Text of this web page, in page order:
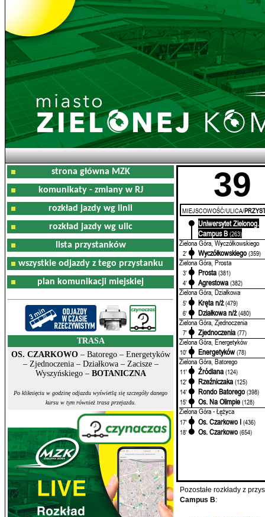
strona główna MZK
komunikaty - zmiany w RJ
rozkład jazdy wg linii
rozkład jazdy wg ulic
lista przystanków
wszystkie odjazdy z tego przystanku
plan komunikacji miejskiej
TRASA
OS. CZARKOWO– Batorego – Energetyków
– Zjednoczenia – Działkowa – Zacisze –
Wyszyńskiego – BOTANICZNA
Po kliknięciu w godzinę odjazdu wyświetlą się szczegóły danego
kursu w tym również trasa przejazdu.
39
MIEJSCOWOŚĆ/ULICA/
Uniwersytet Zielonog.
Campus B (263)
Zielona Góra, Wyczółkowskiego
2' Wyczółkowskiego (359)
Zielona Góra, Prosta
3' Prosta (381)
4'
Agrestowa (382)
Zielona Góra, Działkowa
5' Kręta n/ż (479)
6'
Działkowa n/ż (480)
Zielona Góra, Zjednoczenia
7' Zjednoczenia (77)
Zielona Góra, Energetyków
10' Energetyków (78)
Zielona Góra, Batorego
11' Źródlana (124)
12'
Rzeźniczaka (125)
14'
Rondo Batorego (398)
15'
Os. Na Olimpie (128)
Zielona Góra - Łężyca
17' Os. Czarkowo I (436)
18'
Os. Czarkowo (654)
Pozostałe rozkłady z
Campus B: